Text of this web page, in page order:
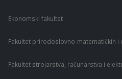
Ekonomski fakultet
Fakultet prirodoslovno-matematičkih i
Fakultet strojarstva, računarstva i